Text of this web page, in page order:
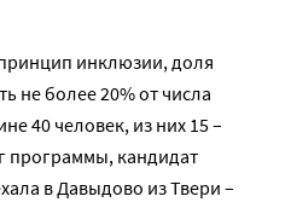
инклюзии, доля
не более 20% от числа
40 человек, из них 15 –
программы, кандидат
в Давыдово из Твери –